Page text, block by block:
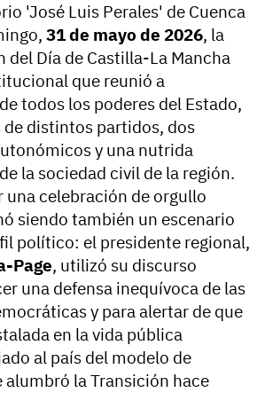
'José Luis Perales' de Cuenca
31 de mayo de 2026, la
Día de Castilla-La Mancha
que reunió a
todos los poderes del Estado,
distintos partidos, dos
y una nutrida
la sociedad civil de la región.
una celebración de orgullo
siendo también un escenario
político: el presidente regional,
Page, utilizó su discurso
una defensa inequívoca de las
y para alertar de que
en la vida pública
al país del modelo de
alumbró la Transición hace